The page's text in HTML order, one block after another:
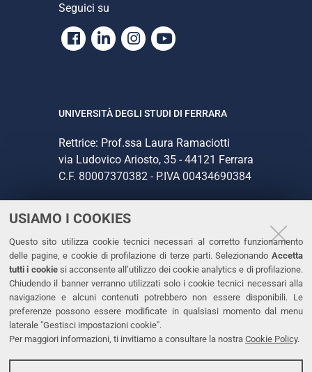
USIAMO I COOKIES
Questo sito utilizza cookie tecnici necessari al corretto funzionamento
delle pagine, e cookie di profilazione di terze parti. Selezionando Accetta
tutti i cookiesi acconsente all’utilizzo dei cookie analytics e di profilazione.
Chiudendo il banner verranno utilizzati solo i cookie tecnici necessari alla
navigazione e alcuni contenuti potrebbero non essere disponibili. Le
preferenze possono essere modificate in qualsiasi momento dal menu
laterale "Gestisci impostazioni cookie".
Per maggiori informazioni, ti invitiamo a consultare la nostra Cookie Policy.
Seguici su
Facebook
LinkedinInstagram
Youtube
UNIVERSITÀ DEGLI STUDI DI FERRARA
Rettrice: Prof.ssa Laura Ramaciotti
via Ludovico Ariosto, 35 - 44121 Ferrara
C.F. 80007370382 - P.IVA 00434690384
CONTATTI
Tel. +39 0532 293111
Fax. +39 0532 293031
PEC
LINKS